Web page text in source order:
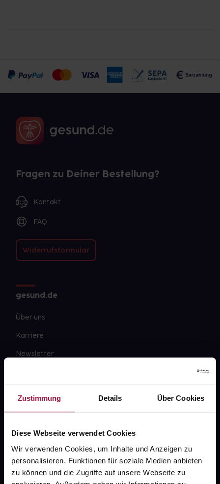
Zustimmung Details Über Cookies
Diese Webseite verwendet Cookies
Wir verwenden Cookies, um Inhalte und Anzeigen zu
personalisieren, Funktionen für soziale Medien anbieten
zu können und die Zugriffe auf unsere Webseite zu
Fragen zu Deiner Bestellung?
Kontakt
FAQ
Widerrufsformular
gesund.de
Über uns
Karriere
Newsletter
Datenschutz
AGB
Impressum